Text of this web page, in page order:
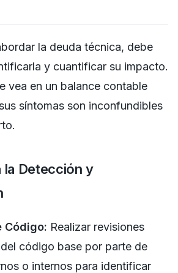
la deuda técnica, debe
y cuantificar su impacto.
vea en un balance contable
síntomas son inconfundibles
la Detección y
Código: Realizar revisiones
código base por parte de
o internos para identificar